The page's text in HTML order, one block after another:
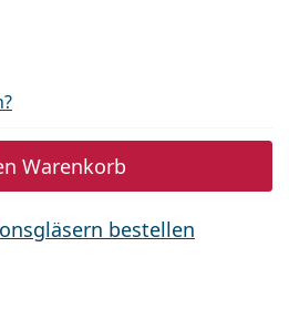
Warenkorb
bestellen